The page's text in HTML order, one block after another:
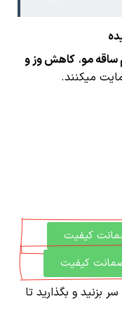
ساقه مو، کاهش وز و
میکنند.
کیفیت
کیفیت
بزنید و بگذارید تا